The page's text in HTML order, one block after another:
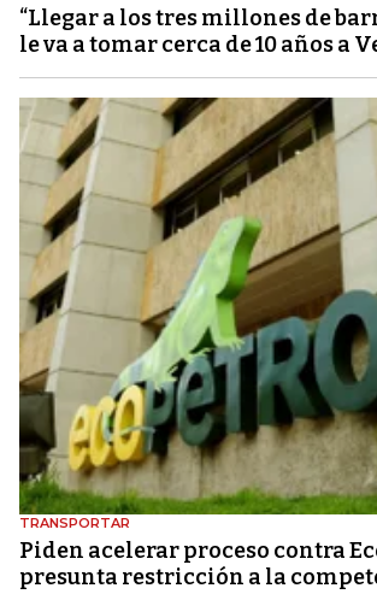
“Llegar a los tres millones de
le va a tomar cerca de 10 años a
TRANSPORTAR
Piden acelerar proceso contra
presunta restricción a la